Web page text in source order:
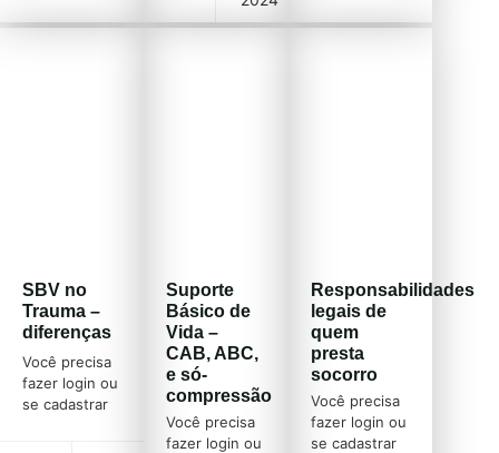
SBV no
Trauma –
diferenças
Você precisa
fazer login ou
se cadastrar
Suporte
Básico de
Vida –
CAB, ABC,
e só-
compressão
Você precisa
fazer login ou
Responsabilidades
legais de
quem
presta
socorro
Você precisa
fazer login ou
se cadastrar